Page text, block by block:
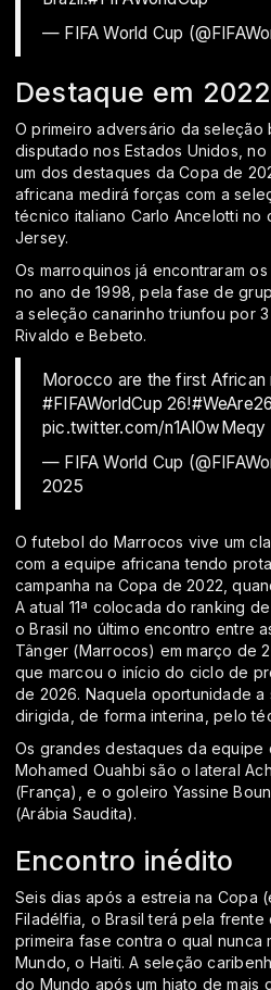
— FIFA World Cup
Destaque em 2022
O primeiro adversário da seleção
disputado nos Estados Unidos,
um dos destaques da Copa de
africana medirá forças com a
técnico italiano Carlo Ancelotti no
Jersey.
Os marroquinos já encontraram
no ano de 1998, pela fase de
a seleção canarinho triunfou por
Rivaldo e Bebeto.
Morocco are the first
#FIFAWorldCup 26!#WeAre26
pic.twitter.com/n1AI0wMeqy
— FIFA World Cup
2025
O futebol do Marrocos vive um
com a equipe africana tendo
campanha na Copa de 2022,
A atual 11ª colocada do ranking
o Brasil no último encontro entre
Tânger (Marrocos) em março de
que marcou o início do ciclo de
de 2026. Naquela oportunidade a
dirigida, de forma interina, pelo
Os grandes destaques da equipe
Mohamed Ouahbi são o lateral
(França), e o goleiro Yassine
(Arábia Saudita).
Encontro inédito
Seis dias após a estreia na Copa
Filadélfia, o Brasil terá pela
primeira fase contra o qual nunca
Mundo, o Haiti. A seleção
do Mundo após um hiato de mais